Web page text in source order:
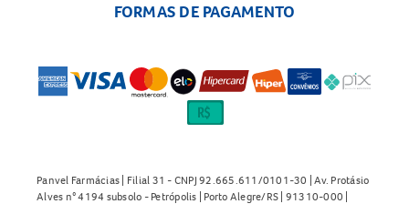
FORMAS DE PAGAMENTO
Panvel Farmácias | Filial 31 - CNPJ 92.665.611/0101-30 | Av. Protásio
Alves n° 4194 subsolo - Petrópolis | Porto Alegre/RS | 91310-000 |